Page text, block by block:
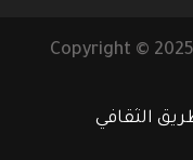
Copyright ©
الثقافي